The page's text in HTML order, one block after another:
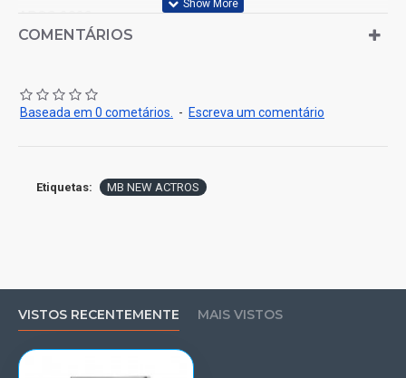
COMENTÁRIOS
Baseada em 0 cometários. - Escreva um comentário
Etiquetas: MB NEW ACTROS
VISTOS RECENTEMENTE MAIS VISTOS